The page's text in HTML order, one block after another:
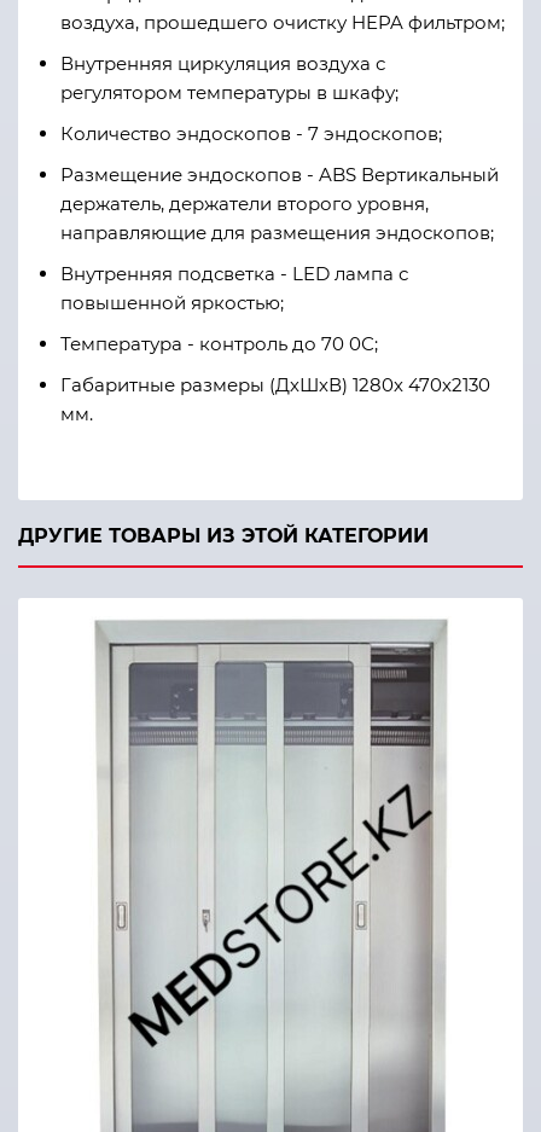
воздуха, прошедшего очистку HEPA фильтром;
Внутренняя циркуляция воздуха с
регулятором температуры в шкафу;
Количество эндоскопов - 7 эндоскопов;
Размещение эндоскопов - ABS Вертикальный
держатель, держатели второго уровня,
направляющие для размещения эндоскопов;
Внутренняя подсветка - LED лампа с
повышенной яркостью;
Температура - контроль до 70 0С;
Габаритные размеры (ДхШхВ) 1280х 470х2130
мм.
ДРУГИЕ ТОВАРЫ ИЗ ЭТОЙ КАТЕГОРИИ